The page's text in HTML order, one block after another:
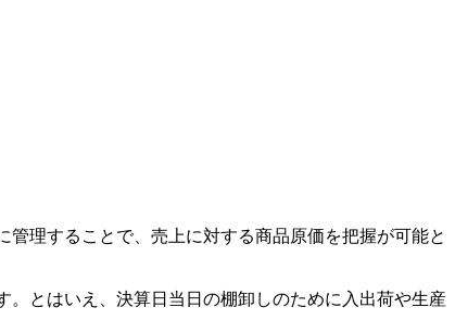
理することで、売上に対する商品原価を把握が可能と
とはいえ、決算日当日の棚卸しのために入出荷や生産